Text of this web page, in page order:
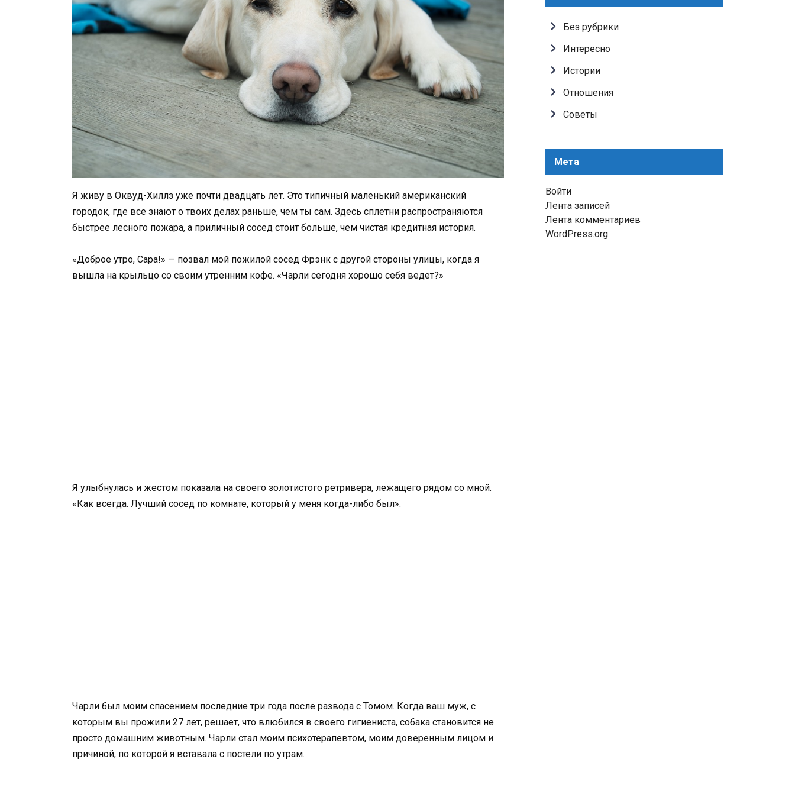
Я живу в Оквуд-Хиллз уже почти двадцать лет. Это типичный маленький американский
городок, где все знают о твоих делах раньше, чем ты сам. Здесь сплетни распространяются
быстрее лесного пожара, а приличный сосед стоит больше, чем чистая кредитная история.
«Доброе утро, Сара!» — позвал мой пожилой сосед Фрэнк с другой стороны улицы, когда я
вышла на крыльцо со своим утренним кофе. «Чарли сегодня хорошо себя ведет?»
Я улыбнулась и жестом показала на своего золотистого ретривера, лежащего рядом со мной.
«Как всегда. Лучший сосед по комнате, который у меня когда-либо был».
Чарли был моим спасением последние три года после развода с Томом. Когда ваш муж, с
которым вы прожили 27 лет, решает, что влюбился в своего гигиениста, собака становится не
просто домашним животным. Чарли стал моим психотерапевтом, моим доверенным лицом и
причиной, по которой я вставала с постели по утрам.
Без рубрики
Интересно
Истории
Отношения
Советы
Мета
Войти
Лента записей
Лента комментариев
WordPress.org